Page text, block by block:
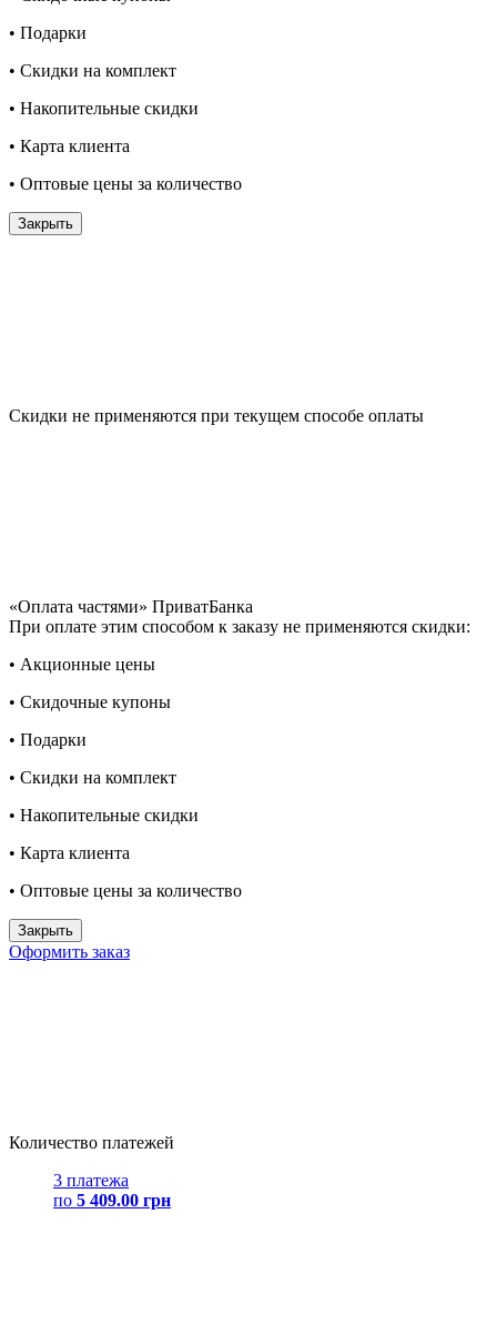
• Подарки
• Скидки на комплект
• Накопительные скидки
• Карта клиента
• Оптовые цены за количество
Закрыть
Скидки не применяются при текущем способе оплаты
«Оплата частями» ПриватБанка
При оплате этим способом к заказу не применяются скидки:
• Акционные цены
• Скидочные купоны
• Подарки
• Скидки на комплект
• Накопительные скидки
• Карта клиента
• Оптовые цены за количество
Закрыть
Оформить заказ
Количество платежей
3 платежа
по 5 409.00 грн